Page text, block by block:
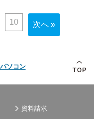
10 次へ »
パソコン
資料請求